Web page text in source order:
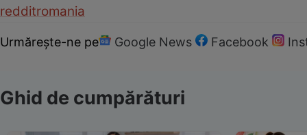
redditromania
Urmărește-ne pe Google News Facebook
Ghid de cumpărături